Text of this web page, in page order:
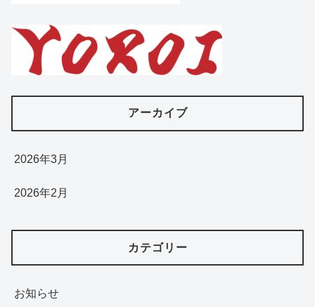
アーカイブ
2026年3月
2026年2月
カテゴリー
お知らせ